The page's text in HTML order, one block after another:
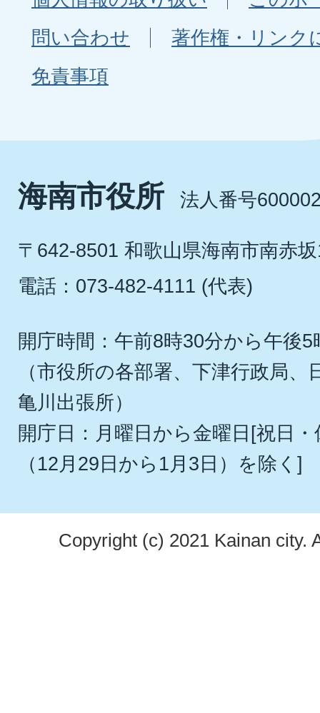
問い合わせ
著作権・リンク
免責事項
海南市役所 法人番号
〒642-8501 和歌山県海南市南赤
電話：073-482-4111 (代表)
開庁時間：午前8時30分から午後5
（市役所の各部署、下津行政局
亀川出張所）
開庁日：月曜日から金曜日[祝日
（12月29日から1月3日）を除く]
Copyright (c) 2021 Kainan city.